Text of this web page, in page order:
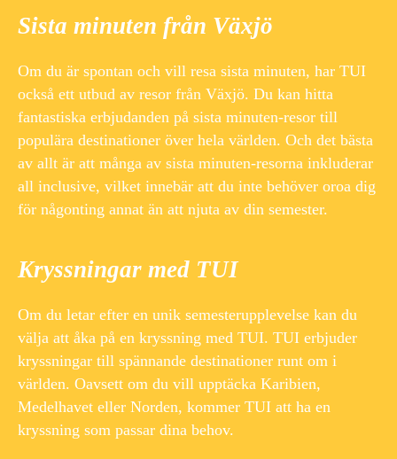
Sista minuten från Växjö
Om du är spontan och vill resa sista minuten, har TUI
också ett utbud av resor från Växjö. Du kan hitta
fantastiska erbjudanden på sista minuten-resor till
populära destinationer över hela världen. Och det bästa
av allt är att många av sista minuten-resorna inkluderar
all inclusive, vilket innebär att du inte behöver oroa dig
för någonting annat än att njuta av din semester.
Kryssningar med TUI
Om du letar efter en unik semesterupplevelse kan du
välja att åka på en kryssning med TUI. TUI erbjuder
kryssningar till spännande destinationer runt om i
världen. Oavsett om du vill upptäcka Karibien,
Medelhavet eller Norden, kommer TUI att ha en
kryssning som passar dina behov.